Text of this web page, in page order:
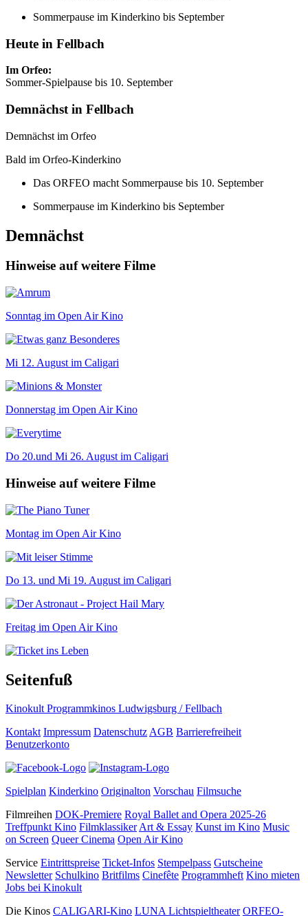
Sommerpause im Kinderkino bis September
Heute in Fellbach
Im Orfeo:
Sommer-Spielpause bis 10. September
Demnächst in Fellbach
Demnächst im Orfeo
Bald im Orfeo-Kinderkino
Das ORFEO macht Sommerpause bis 10. September
Sommerpause im Kinderkino bis September
Demnächst
Hinweise auf weitere Filme
Sonntag im Open Air Kino
Mi 12. August im Caligari
Donnerstag im Open Air Kino
Do 20.und Mi 26. August im Caligari
Hinweise auf weitere Filme
Montag im Open Air Kino
Do 13. und Mi 19. August im Caligari
Freitag im Open Air Kino
Seitenfuß
Kinokult Programmkinos Ludwigsburg / Fellbach
Kontakt Impressum DatenschutzAGB Barrierefreiheit
Benutzerkonto
Spielplan Kinderkino Originalton Vorschau Filmsuche
Filmreihen DOK-Premiere Royal Ballet and Opera 2025-26
Treffpunkt Kino FilmklassikerArt & Essay Kunst im Kino Music
on Screen Queer Cinema Open Air Kino
Service Eintrittspreise Ticket-Infos Stempelpass Gutscheine
Newsletter Schulkino Britfilms Cinefête Programmheft Kino mieten
Jobs bei Kinokult
Die Kinos CALIGARI-Kino LUNA Lichtspieltheater ORFEO-